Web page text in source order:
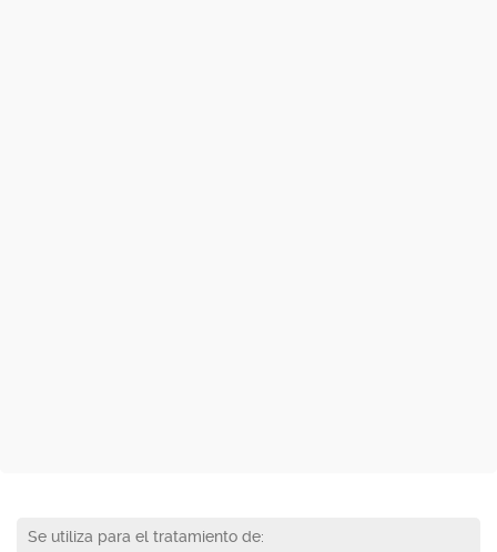
Se utiliza para el tratamiento de: